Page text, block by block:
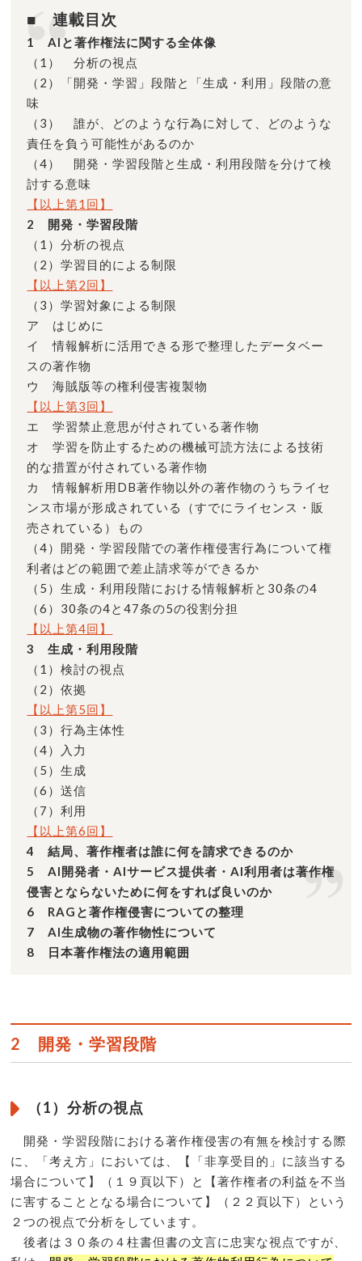
■ 連載目次
1 AIと著作権法に関する全体像
（1） 分析の視点
（2）「開発・学習」段階と「生成・利用」段階の意
味
（3） 誰が、どのような行為に対して、どのような
責任を負う可能性があるのか
（4） 開発・学習段階と生成・利用段階を分けて検
討する意味
【以上第1回】
2 開発・学習段階
（1）分析の視点
（2）学習目的による制限
【以上第2回】
（3）学習対象による制限
ア はじめに
イ 情報解析に活用できる形で整理したデータベー
スの著作物
ウ 海賊版等の権利侵害複製物
【以上第3回】
エ 学習禁止意思が付されている著作物
オ 学習を防止するための機械可読方法による技術
的な措置が付されている著作物
カ 情報解析用DB著作物以外の著作物のうちライセ
ンス市場が形成されている（すでにライセンス・販
売されている）もの
（4）開発・学習段階での著作権侵害行為について権
利者はどの範囲で差止請求等ができるか
（5）生成・利用段階における情報解析と30条の4
（6）30条の4と47条の5の役割分担
【以上第4回】
3 生成・利用段階
（1）検討の視点
（2）依拠
【以上第5回】
（3）行為主体性
（4）入力
（5）生成
（6）送信
（7）利用
【以上第6回】
4 結局、著作権者は誰に何を請求できるのか
5 AI開発者・AIサービス提供者・AI利用者は著作権
侵害とならないために何をすれば良いのか
6 RAGと著作権侵害についての整理
7 AI生成物の著作物性について
8 日本著作権法の適用範囲
2 開発・学習段階
（1）分析の視点
開発・学習段階における著作権侵害の有無を検討する際
に、「考え方」においては、【「非享受目的」に該当する
場合について】（１９頁以下）と【著作権者の利益を不当
に害することとなる場合について】（２２頁以下）という
２つの視点で分析をしています。
後者は３０条の４柱書但書の文言に忠実な視点ですが、